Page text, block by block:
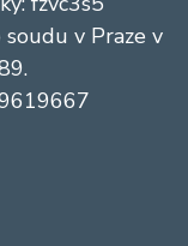
v Praze v